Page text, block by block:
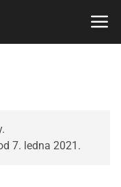
7. ledna 2021.